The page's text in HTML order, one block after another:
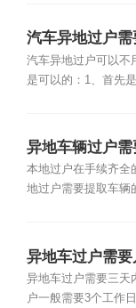
汽车异地过户
汽车异地过户可以不
是可以的：1、首先
异地车辆过户
本地过户在手续齐全
地过户需要提取车辆
异地车过户需
异地车过户需要三天
户一般需要3个工作